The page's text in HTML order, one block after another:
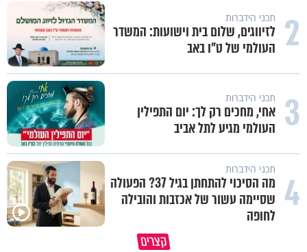
2 תכני הידברות
לזיווגים, שלום בית וישועות: המשדר
העולמי של ט"ו באב
3 תכני הידברות
אחי, מחכים רק לך: יום התפילין
העולמי מגיע לתל אביב
4 תכני הידברות
מה הסיכוי להתחתן בגיל 37? הפעולה
שסיימה עשור של אכזבות והובילה
לחופה
קצריםתשתמש באהבה של השם לטובתך
פותחים פתח קטן - ומקבלים